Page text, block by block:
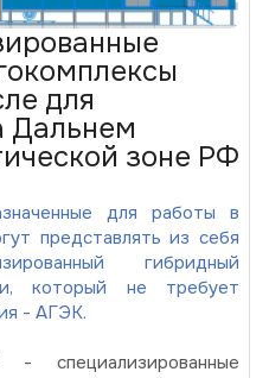
для
Дальнем
зоне РФ
для работы в
представлять из себя
гибридный
который не требует
- АГЭК.
специализированные